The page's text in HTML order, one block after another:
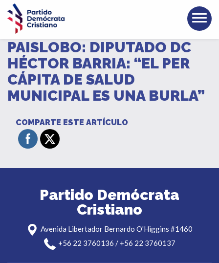
PAISLOBO: DIPUTADO DC
HÉCTOR BARRIA: “EL PER
CÁPITA DE SALUD
MUNICIPAL ES UNA BURLA”
COMPARTE ESTE ARTÍCULO
Partido Demócrata
Cristiano
Avenida Libertador Bernardo O'Higgins #1460
+56 22 3760136 / +56 22 3760137